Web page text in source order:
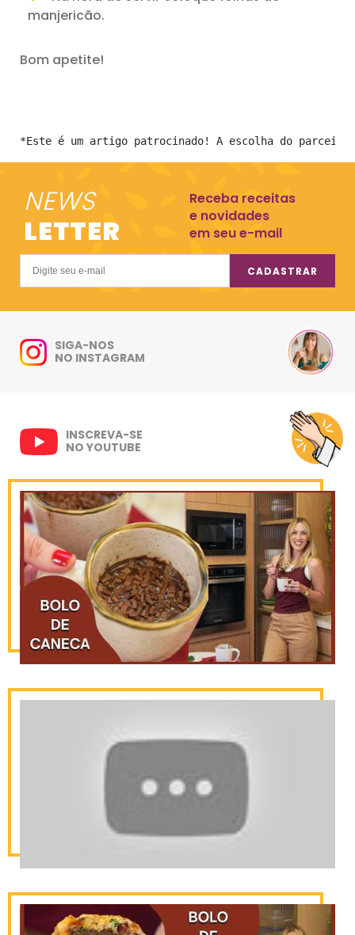
manjericão.
Bom apetite!
*Este é um artigo patrocinado! A escolha do
NEWS
LETTER
Receba receitas
e novidades
em seu e-mail
CADASTRAR
SIGA-NOS
NO INSTAGRAM
INSCREVA-SE
NO YOUTUBE